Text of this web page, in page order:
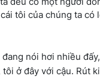
tôi của chúng ta
đang nói hơi nhiều
tôi ở đây với cậu. Rút